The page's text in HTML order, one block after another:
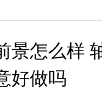
景怎么样
好做吗